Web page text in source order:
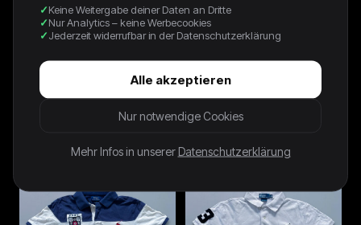
MANS TEE - 1990S - L
42,00 €
Keine Weitergabe deiner Daten an Dritte
Nur Analytics – keine Werbecookies
Jederzeit widerrufbar in der Datenschutzerklärung
Alle akzeptieren
Nur notwendige Cookies
Mehr Infos in unserer Datenschutzerklärung